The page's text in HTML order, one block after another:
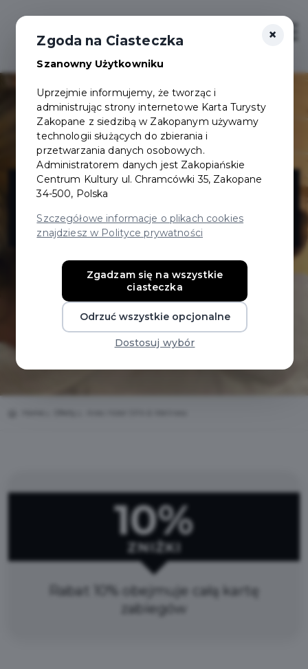
Login/Rejestracja
Aries Hotel SPA
& Wellness
10%
ZNIŻKI
Rabat 10% obejmuje całą kartę
zabiegów
×
Zgoda na Ciasteczka
Szanowny Użytkowniku
Uprzejmie informujemy, że tworząc i
administrując strony internetowe Karta Turysty
Zakopane z siedzibą w Zakopanym używamy
technologii służących do zbierania i
przetwarzania danych osobowych.
Administratorem danych jest Zakopiańskie
Centrum Kultury ul. Chramcówki 35, Zakopane
34-500, Polska
Szczegółowe informacje o plikach cookies
znajdziesz w Polityce prywatności
Zgadzam się na wszystkie
ciasteczka
Odrzuć wszystkie opcjonalne
Dostosuj wybór